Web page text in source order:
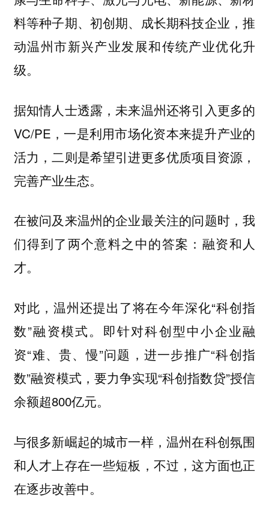
料等种子期、初创期、成长期科技企业，推
动温州市新兴产业发展和传统产业优化升
级。
据知情人士透露，未来温州还将引入更多的
VC/PE，一是利用市场化资本来提升产业的
活力，二则是希望引进更多优质项目资源，
完善产业生态。
在被问及来温州的企业最关注的问题时，我
们得到了两个意料之中的答案：融资和人
才。
对此，温州还提出了将在今年深化“科创指
数”融资模式。即针对科创型中小企业融
资“难、贵、慢”问题，进一步推广“科创指
数”融资模式，要力争实现“科创指数贷”授信
余额超800亿元。
与很多新崛起的城市一样，温州在科创氛围
和人才上存在一些短板，不过，这方面也正
在逐步改善中。